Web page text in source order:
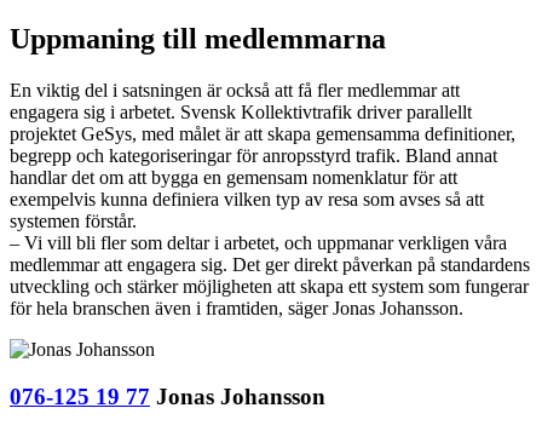
Uppmaning till medlemmarna
En viktig del i satsningen är också att få fler medlemmar att
engagera sig i arbetet. Svensk Kollektivtrafik driver parallellt
projektet GeSys, med målet är att skapa gemensamma definitioner,
begrepp och kategoriseringar för anropsstyrd trafik. Bland annat
handlar det om att bygga en gemensam nomenklatur för att
exempelvis kunna definiera vilken typ av resa som avses så att
systemen förstår.
– Vi vill bli fler som deltar i arbetet, och uppmanar verkligen våra
medlemmar att engagera sig. Det ger direkt påverkan på standardens
utveckling och stärker möjligheten att skapa ett system som fungerar
för hela branschen även i framtiden, säger Jonas Johansson.
076-125 19 77 Jonas Johansson